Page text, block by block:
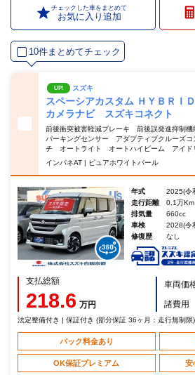
チェックした車をまとめて
お気に入り追加
10件まとめてチェック
UP! スズキ
スペーシアカスタム ＨＹＢＲ
カメラナビ スズキコネクト
前後衝突被害軽減ブレーキ 前後誤発進抑制
パーキングセンサー アダプティブクルーズ
チ オートライト オートハイビーム アイド
インパネAT | ピュアホワイトパール
年式
2025(令
走行距離
0.1万Km
排気量
660cc
車検
2028(令
修復歴
なし
支払総額
218.6 万円
車両価
諸費用
法定整備付き | 保証付き (部分保証 36ヶ月：走行無制限)
パック料金あり
OK保証プレミアム 安